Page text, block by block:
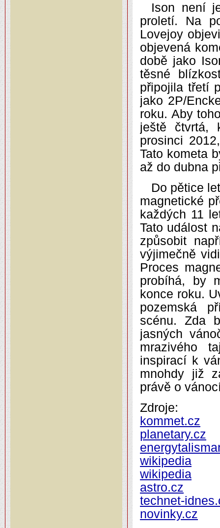
Ison není
proletí. Na
Lovejoy
objevená
době jako
těsné
připojila třetí
jako 2P/
roku. Aby
ještě čtvrtá,
prosinci
Tato kometa
až do dubna
Do pětice
magnetické
každých 11
Tato událost
způsobit
výjimečně
Proces
probíhá, by
konce roku.
pozemská
scénu. Zda
jasných
mrazivého
inspirací k
mnohdy již
právě o
Zdroje:
kommet.cz
planetary.cz
wikipedia
wikipedia
astro.cz
technet-
novinky.cz